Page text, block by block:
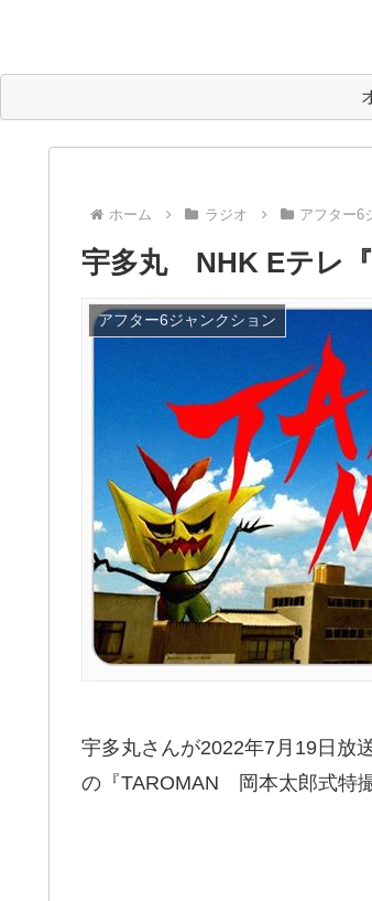
ホーム ラジオ アフター6
宇多丸 NHK Eテレ
アフター6ジャンクション
宇多丸さんが2022年7月19日放
の『TAROMAN 岡本太郎式特